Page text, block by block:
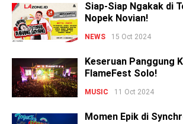
Siap-Siap Ngakak di
Nopek Novian!
NEWS 15 Oct 2024
Keseruan Panggung
FlameFest Solo!
MUSIC 11 Oct 2024
Momen Epik di